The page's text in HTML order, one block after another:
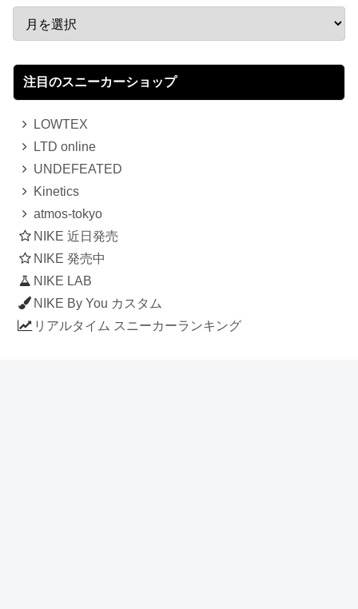
注目のスニーカーショップ
LOWTEX
LTD online
UNDEFEATED
Kinetics
atmos-tokyo
NIKE 近日発売
NIKE 発売中
NIKE LAB
NIKE By You カスタム
リアルタイム スニーカーランキング